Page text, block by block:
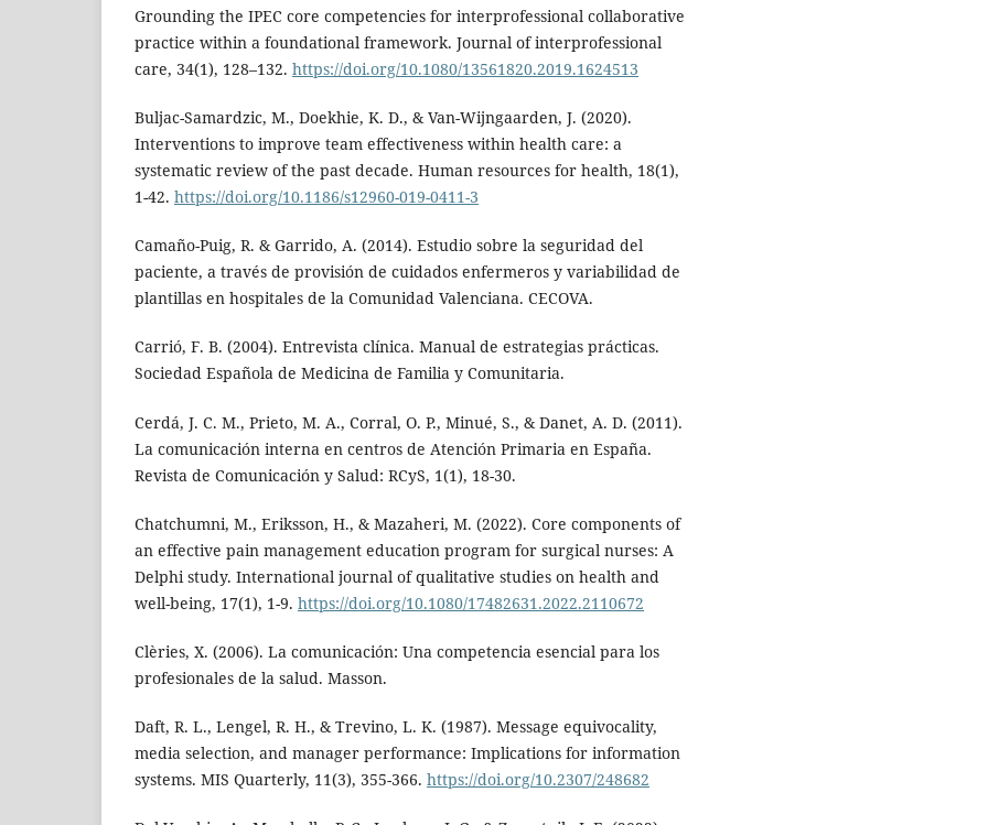
Grounding the IPEC core competencies for interprofessional collaborative
practice within a foundational framework. Journal of interprofessional
care, 34(1), 128–132. https://doi.org/10.1080/13561820.2019.1624513
Buljac-Samardzic, M., Doekhie, K. D., & Van-Wijngaarden, J. (2020).
Interventions to improve team effectiveness within health care: a
systematic review of the past decade. Human resources for health, 18(1),
1-42. https://doi.org/10.1186/s12960-019-0411-3
Camaño-Puig, R. & Garrido, A. (2014). Estudio sobre la seguridad del
paciente, a través de provisión de cuidados enfermeros y variabilidad de
plantillas en hospitales de la Comunidad Valenciana. CECOVA.
Carrió, F. B. (2004). Entrevista clínica. Manual de estrategias prácticas.
Sociedad Española de Medicina de Familia y Comunitaria.
Cerdá, J. C. M., Prieto, M. A., Corral, O. P., Minué, S., & Danet, A. D. (2011).
La comunicación interna en centros de Atención Primaria en España.
Revista de Comunicación y Salud: RCyS, 1(1), 18-30.
Chatchumni, M., Eriksson, H., & Mazaheri, M. (2022). Core components of
an effective pain management education program for surgical nurses: A
Delphi study. International journal of qualitative studies on health and
well-being, 17(1), 1-9. https://doi.org/10.1080/17482631.2022.2110672
Clèries, X. (2006). La comunicación: Una competencia esencial para los
profesionales de la salud. Masson.
Daft, R. L., Lengel, R. H., & Trevino, L. K. (1987). Message equivocality,
media selection, and manager performance: Implications for information
systems. MIS Quarterly, 11(3), 355-366. https://doi.org/10.2307/248682